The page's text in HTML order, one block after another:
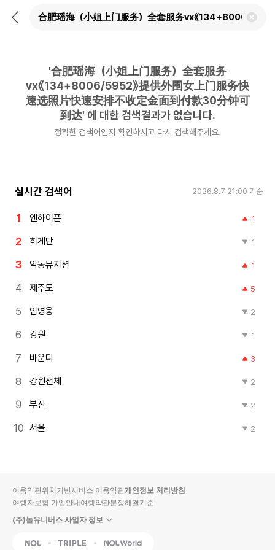
뒤
검
'合肥瑶海（小姐上门服务）全套服务
vx《134+8006/5952》提供外围女上门服务快
速选照片快速安排不收定金面到付款30分钟可
到达' 에 대한 검색결과가 없습니다.
정확한 검색어인지 확인하시고 다시 검색해주세요.
실시간 검색어 2026.8.7 21:00 기준
엔하이픈 1
히게단 1
악동뮤지션 1
제주도 5
임영웅 2
강원 1
바운디 3
강원전체 2
부산 2
서울 2
이용약관위치기반서비스 이용약관개인정보 처리방침
여행자보험 가입안내여행약관분쟁해결기준
(주)놀유니버스 사업자 정보
NOL Triple Interpark Global